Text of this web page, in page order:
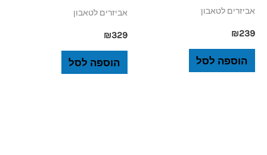
אביזרים לטאבון
₪239
הוספה לסל
אביזרים לטאבון
₪329
הוספה לסל